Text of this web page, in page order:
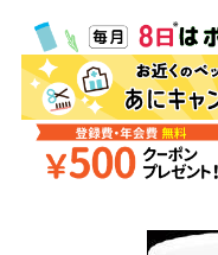
会員登録
あにまるキャンパス
アフターサービス
カメ
あにまるキャンパス
アフターサービス
商品リクエスト
お買い物ガイド